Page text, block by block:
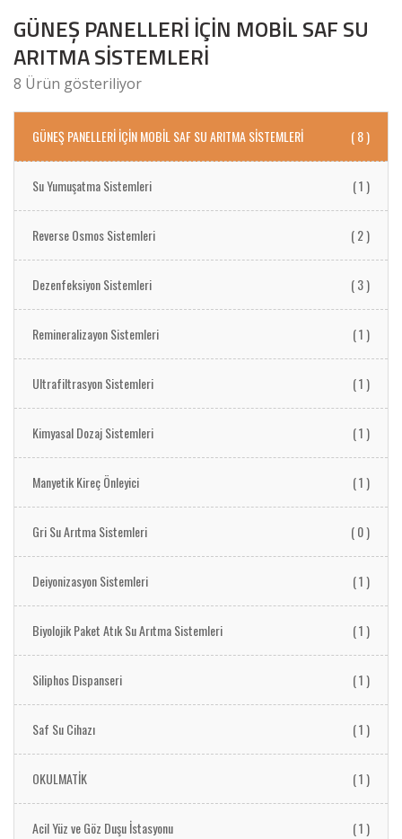
GÜNEŞ PANELLERİ İÇİN MOBİL SAF SU
ARITMA SİSTEMLERİ
8 Ürün gösteriliyor
GÜNEŞ PANELLERİ İÇİN MOBİL SAF SU ARITMA SİSTEMLERİ ( 8 )
Su Yumuşatma Sistemleri ( 1 )
Reverse Osmos Sistemleri ( 2 )
Dezenfeksiyon Sistemleri ( 3 )
Remineralizayon Sistemleri ( 1 )
Ultrafiltrasyon Sistemleri ( 1 )
Kimyasal Dozaj Sistemleri ( 1 )
Manyetik Kireç Önleyici ( 1 )
Gri Su Arıtma Sistemleri ( 0 )
Deiyonizasyon Sistemleri ( 1 )
Biyolojik Paket Atık Su Arıtma Sistemleri ( 1 )
Siliphos Dispanseri ( 1 )
Saf Su Cihazı ( 1 )
OKULMATİK ( 1 )
Acil Yüz ve Göz Duşu İstasyonu ( 1 )